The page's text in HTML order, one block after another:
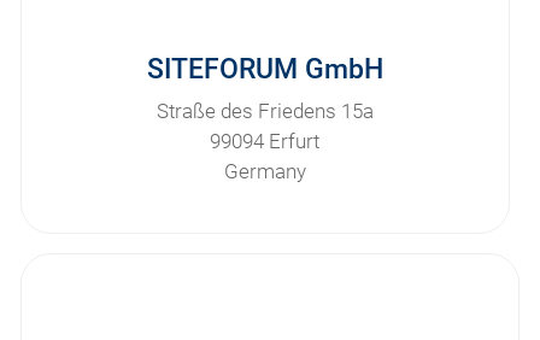
SITEFORUM GmbH
Straße des Friedens 15a
99094 Erfurt
Germany